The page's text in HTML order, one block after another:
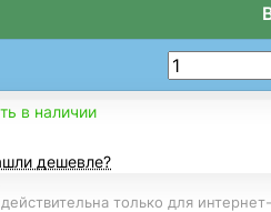
в наличии
дешевле?
только для